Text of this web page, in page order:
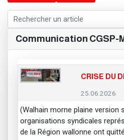
Communication CGSP-
CRISE DU
25.06.2026
(Walhain morne plaine version
organisations syndicales
de la Région wallonne ont